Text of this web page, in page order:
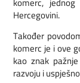
Hercegovini.
Također
komerc je i ove
kao znak
razvoju i